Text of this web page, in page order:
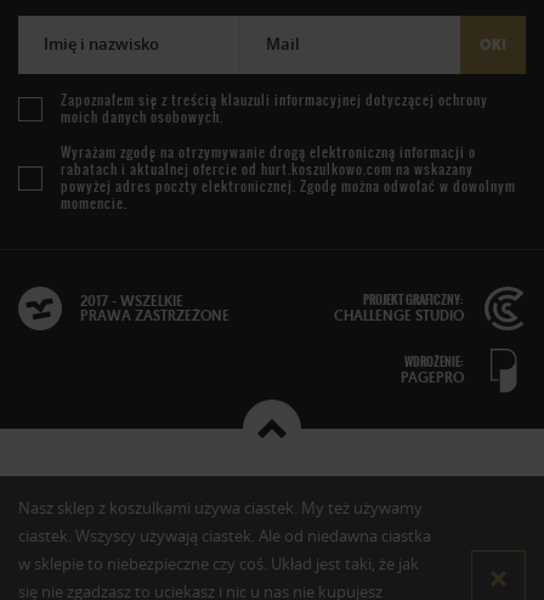
Imię i nazwisko Mail OK!
Zapoznałem się z treścią klauzuli informacyjnej dotyczącej ochrony
moich danych osobowych.
Wyrażam zgodę na otrzymywanie drogą elektroniczną informacji o
rabatach i aktualnej ofercie od hurt.koszulkowo.com na wskazany
powyżej adres poczty elektronicznej. Zgodę można odwołać w dowolnym
momencie.
2017 - WSZELKIE
PRAWA ZASTRZEŻONE
PROJEKT GRAFICZNY:
CHALLENGE STUDIO
WDROŻENIE:
PAGEPRO
Nasz sklep z koszulkami używa ciastek. My też używamy
ciastek. Wszyscy używają ciastek. Ale od niedawna ciastka
w sklepie to niebezpieczne czy coś. Układ jest taki, że jak
się nie zgadzasz to uciekasz i nic u nas nie kupujesz